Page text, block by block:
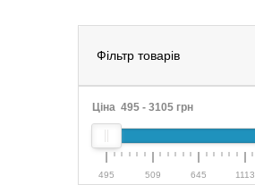
Фільтр товарів
Ціна 495 - 3105 грн
495 509 645 1113